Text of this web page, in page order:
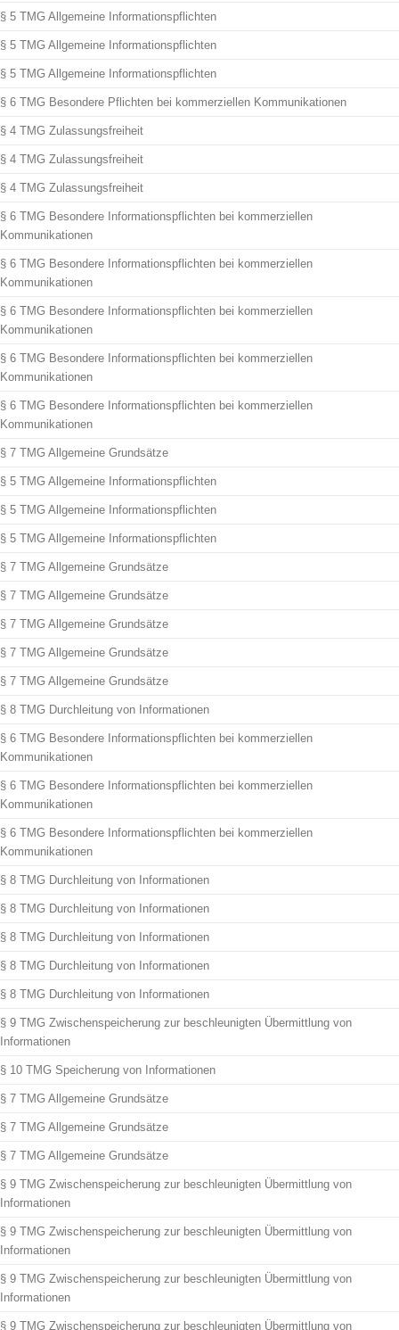
§ 5 TMG Allgemeine Informationspflichten
§ 5 TMG Allgemeine Informationspflichten
§ 5 TMG Allgemeine Informationspflichten
§ 6 TMG Besondere Pflichten bei kommerziellen Kommunikationen
§ 4 TMG Zulassungsfreiheit
§ 4 TMG Zulassungsfreiheit
§ 4 TMG Zulassungsfreiheit
§ 6 TMG Besondere Informationspflichten bei kommerziellen
Kommunikationen
§ 6 TMG Besondere Informationspflichten bei kommerziellen
Kommunikationen
§ 6 TMG Besondere Informationspflichten bei kommerziellen
Kommunikationen
§ 6 TMG Besondere Informationspflichten bei kommerziellen
Kommunikationen
§ 6 TMG Besondere Informationspflichten bei kommerziellen
Kommunikationen
§ 7 TMG Allgemeine Grundsätze
§ 5 TMG Allgemeine Informationspflichten
§ 5 TMG Allgemeine Informationspflichten
§ 5 TMG Allgemeine Informationspflichten
§ 7 TMG Allgemeine Grundsätze
§ 7 TMG Allgemeine Grundsätze
§ 7 TMG Allgemeine Grundsätze
§ 7 TMG Allgemeine Grundsätze
§ 7 TMG Allgemeine Grundsätze
§ 8 TMG Durchleitung von Informationen
§ 6 TMG Besondere Informationspflichten bei kommerziellen
Kommunikationen
§ 6 TMG Besondere Informationspflichten bei kommerziellen
Kommunikationen
§ 6 TMG Besondere Informationspflichten bei kommerziellen
Kommunikationen
§ 8 TMG Durchleitung von Informationen
§ 8 TMG Durchleitung von Informationen
§ 8 TMG Durchleitung von Informationen
§ 8 TMG Durchleitung von Informationen
§ 8 TMG Durchleitung von Informationen
§ 9 TMG Zwischenspeicherung zur beschleunigten Übermittlung von
Informationen
§ 10 TMG Speicherung von Informationen
§ 7 TMG Allgemeine Grundsätze
§ 7 TMG Allgemeine Grundsätze
§ 7 TMG Allgemeine Grundsätze
§ 9 TMG Zwischenspeicherung zur beschleunigten Übermittlung von
Informationen
§ 9 TMG Zwischenspeicherung zur beschleunigten Übermittlung von
Informationen
§ 9 TMG Zwischenspeicherung zur beschleunigten Übermittlung von
Informationen
§ 9 TMG Zwischenspeicherung zur beschleunigten Übermittlung von